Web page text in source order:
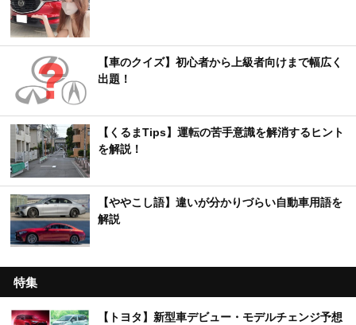
【車のクイズ】初心者から上級者向けまで幅広く
出題！
【くるまTips】運転の苦手意識を解消するヒント
を解説！
【ややこし語】違いが分かりづらい自動車用語を
解説
特集
【トヨタ】新型車デビュー・モデルチェンジ予想